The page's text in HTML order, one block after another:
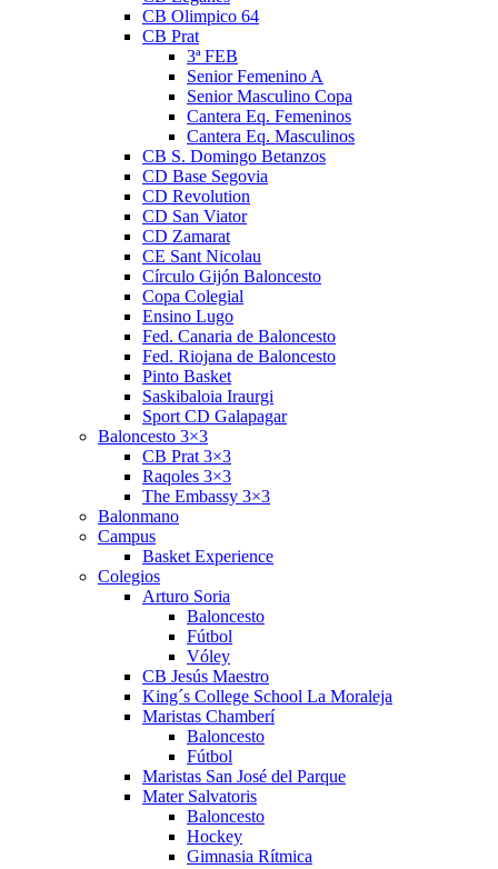
CB Olimpico 64
CB Prat
3ª FEB
Senior Femenino A
Senior Masculino Copa
Cantera Eq. Femeninos
Cantera Eq. Masculinos
CB S. Domingo Betanzos
CD Base Segovia
CD Revolution
CD San Viator
CD Zamarat
CE Sant Nicolau
Círculo Gijón Baloncesto
Copa Colegial
Ensino Lugo
Fed. Canaria de Baloncesto
Fed. Riojana de Baloncesto
Pinto Basket
Saskibaloia Iraurgi
Sport CD Galapagar
Baloncesto 3×3
CB Prat 3×3
Raqoles 3×3
The Embassy 3×3
Balonmano
Campus
Basket Experience
Colegios
Arturo Soria
Baloncesto
Fútbol
Vóley
CB Jesús Maestro
King´s College School La Moraleja
Maristas Chamberí
Baloncesto
Fútbol
Maristas San José del Parque
Mater Salvatoris
Baloncesto
Hockey
Gimnasia Rítmica